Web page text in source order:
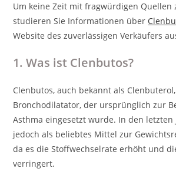
Um keine Zeit mit fragwürdigen Quellen
studieren Sie Informationen über
Website des zuverlässigen Verkäufers
1. Was ist Clenbutos?
Clenbutos, auch bekannt als
Bronchodilatator, der ursprünglich zur
Asthma eingesetzt wurde. In den letzten
jedoch als beliebtes Mittel zur
da es die Stoffwechselrate erhöht und
verringert.